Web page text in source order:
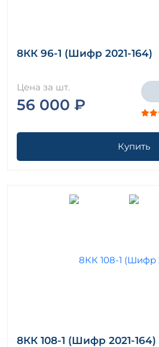
8КК 96-1 (Шифр 2021-164)
Цена за шт.
56 000 ₽
Купить
8КК 108-1 (Шифр 2021-164)